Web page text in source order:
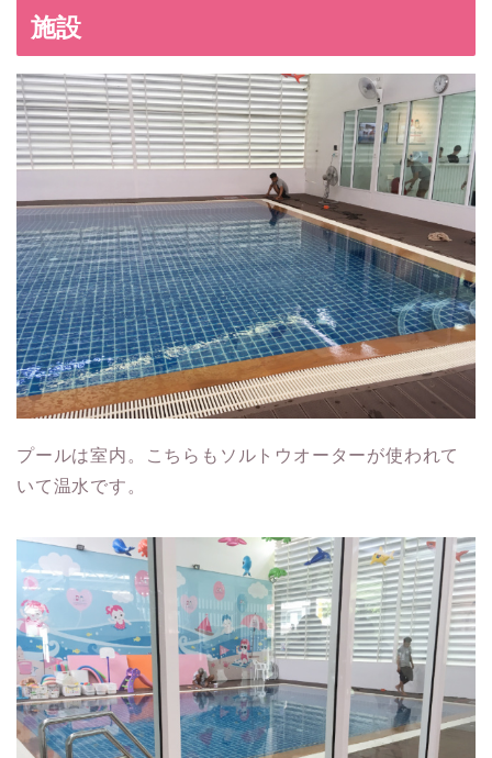
施設
プールは室内。こちらもソルトウオーターが使われて
いて温水です。